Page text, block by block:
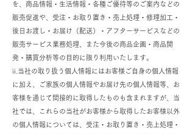
を、商品情報・生活情報・各種ご優待等のご案内などの
販売促進や、受注・お取り置き・売上処理・修理加工・
後日お渡し・お届け（配送）・アフターサービスなどの
販売サービス業務処理、また今後の商品企画・商品開
発・購買分析等の目的に限り利用いたします。
ii.当社の取り扱う個人情報にはお客様ご自身の個人情報
に加え、ご家族の個人情報やお届け先の個人情報等、お
客様を通じて間接的に取得したものも含まれますが、当
社では、これらの当社がお客様から取得したお客様以外
の個人情報については、受注・お取り置き・売上処理・